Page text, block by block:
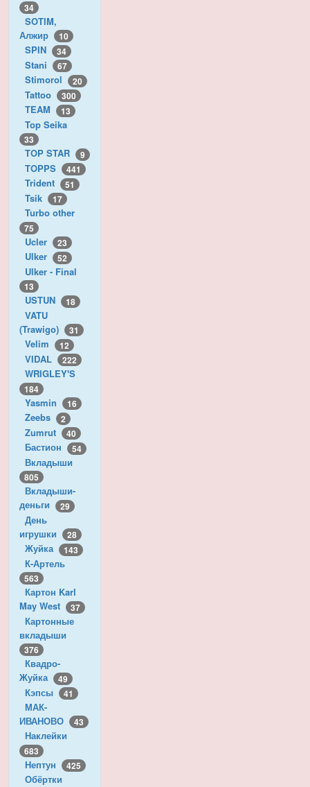
34
SOTIM,
Алжир
10
SPIN 34
Stani 67
Stimorol 20
Tattoo 300
TEAM 13
Top Seika
33
TOP STAR 9
TOPPS 441
Trident 51
Tsik 17
Turbo other
75
Ucler 23
Ulker 52
Ulker - Final
13
USTUN 18
VATU
(Trawigo)
31
Velim 12
VIDAL 222
WRIGLEY'S
184
Yasmin 16
Zeebs 2
Zumrut 40
Бастион 54
Вкладыши
805
Вкладыши-
деньги
29
День
игрушки
28
Жуйка 143
К-Артель
563
Картон Karl
May West
37
Картонные
вкладыши
376
Квадро-
Жуйка
49
Кэпсы 41
МАК-
ИВАНОВО
43
Наклейки
683
Нептун 425
Обёртки